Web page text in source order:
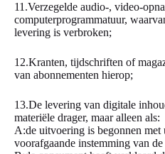
11.Verzegelde audio-, video-
computerprogrammatuur,
levering is verbroken;
12.Kranten, tijdschriften of
van abonnementen hierop;
13.De levering van digitale
materiële drager, maar alleen als:
A:de uitvoering is begonnen
voorafgaande instemming van de